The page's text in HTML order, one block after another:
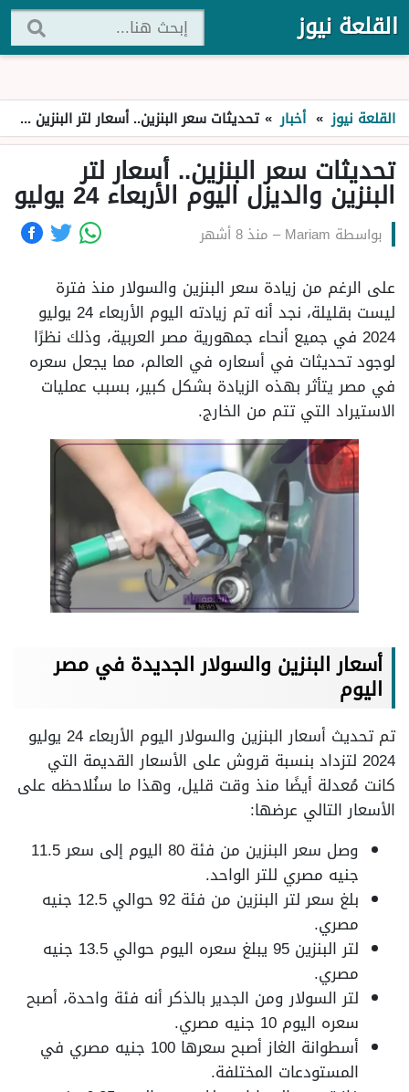
القلعة نيوز
القلعة نيوز » أخبار » تحديثات سعر البنزين.. أسعار لتر البنزين والديزل اليوم الأربعاء 24 يوليو
تحديثات سعر البنزين.. أسعار لتر
البنزين والديزل اليوم الأربعاء 24 يوليو
بواسطة Mariam
– منذ 8 أشهر
على الرغم من زيادة سعر البنزين والسولار منذ فترة
ليست بقليلة، نجد أنه تم زيادته اليوم الأربعاء 24 يوليو
2024 في جميع أنحاء جمهورية مصر العربية، وذلك نظرًا
لوجود تحديثات في أسعاره في العالم، مما يجعل سعره
في مصر يتأثر بهذه الزيادة بشكل كبير، بسبب عمليات
الاستيراد التي تتم من الخارج.
أسعار البنزين والسولار الجديدة في مصر
اليوم
تم تحديث أسعار البنزين والسولار اليوم الأربعاء 24 يوليو
2024 لتزداد بنسبة قروش على الأسعار القديمة التي
كانت مُعدلة أيضًا منذ وقت قليل، وهذا ما سنُلاحظه على
الأسعار التالي عرضها:
وصل سعر البنزين من فئة 80 اليوم إلى سعر 11.5
جنيه مصري للتر الواحد.
بلغ سعر لتر البنزين من فئة 92 حوالي 12.5 جنيه
مصري.
لتر البنزين 95 يبلغ سعره اليوم حوالي 13.5 جنيه
مصري.
لتر السولار ومن الجدير بالذكر أنه فئة واحدة، أصبح
سعره اليوم 10 جنيه مصري.
أسطوانة الغاز أصبح سعرها 100 جنيه مصري في
المستودعات المختلفة.